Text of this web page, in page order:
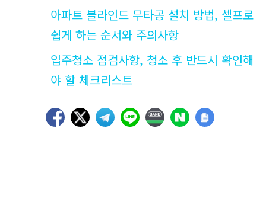
아파트 블라인드 무타공 설치 방법, 셀프로
쉽게 하는 순서와 주의사항
입주청소 점검사항, 청소 후 반드시 확인해
야 할 체크리스트